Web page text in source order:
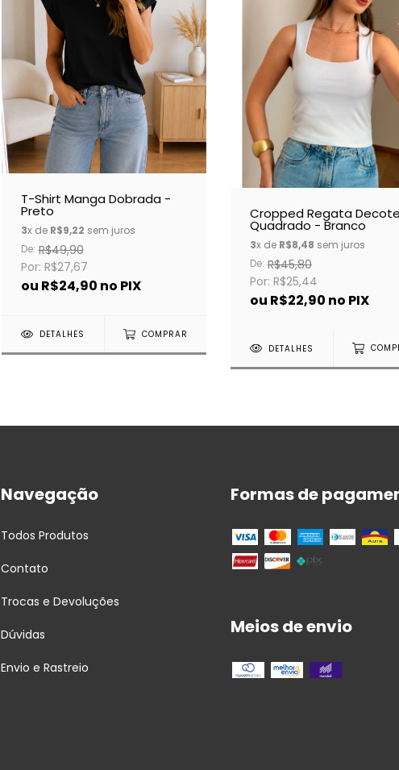
T-Shirt Manga Dobrada -
Preto
3x de R$9,22 sem juros
De: R$49,90
Por: R$27,67
ou R$24,90 no PIX
DETALHES COMPRAR
Cropped Regata
Quadrado - Branco
3x de R$8,48 sem juros
De: R$45,80
Por: R$25,44
ou R$22,90 no PIX
DETALHES
Navegação
Todos Produtos
Contato
Trocas e Devoluções
Dúvidas
Envio e Rastreio
Formas de
Meios de envio